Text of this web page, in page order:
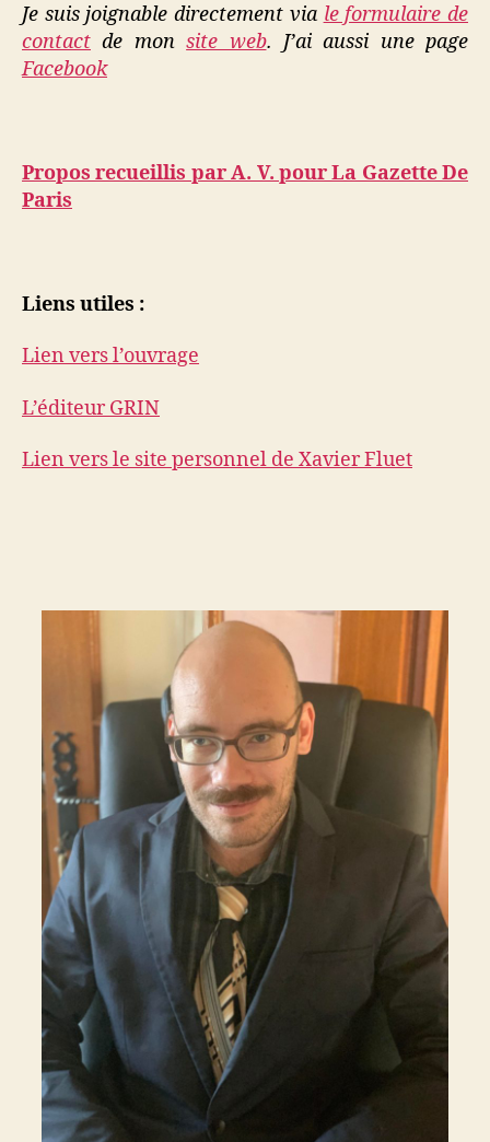
Je suis joignable directement via le formulaire de
contact de monsite web. J’ai aussi une page
Facebook
Propos recueillis par A. V. pour La Gazette De
Paris
Liens utiles :
Lien vers l’ouvrage
L’éditeur GRIN
Lien vers le site personnel de Xavier Fluet